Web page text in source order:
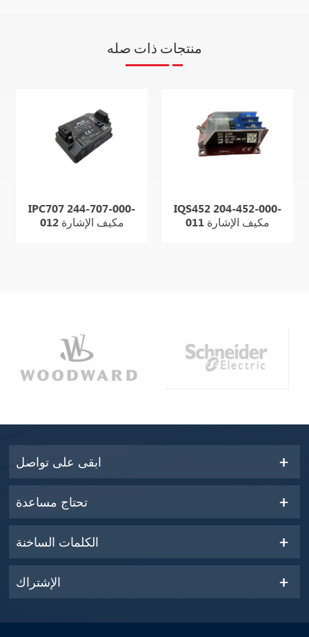
منتجات ذات صله
IPC707 244-707-000-
012 مكيف الإشارة
IQS452 204-452-000-
011 مكيف الإشارة
ابقى على تواصل
تحتاج مساعدة
الكلمات الساخنة
الإشتراك